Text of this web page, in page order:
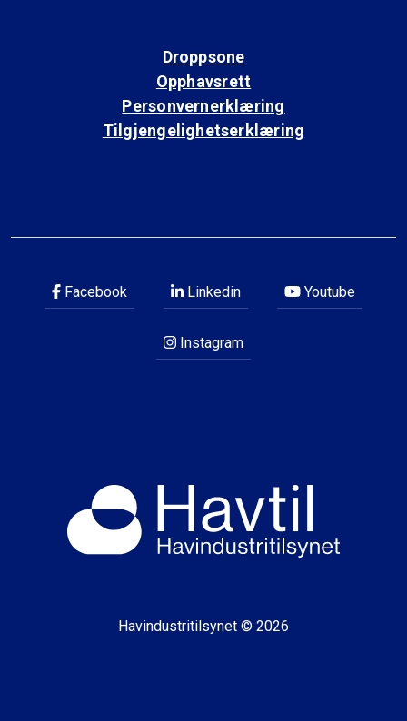
Droppsone
Opphavsrett
Personvernerklæring
Tilgjengelighetserklæring
Facebook Linkedin Youtube
Instagram
Havindustritilsynet © 2026